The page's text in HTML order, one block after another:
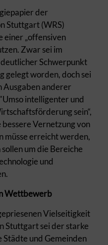
der
Stuttgart (WRS)
einer „offensiven
Zwar sei im
Schwerpunkt
gelegt worden, doch sei
Ausgaben anderer
intelligenter und
sein“,
bessere Vernetzung von
müsse erreicht werden,
um die Bereiche
und
Wettbewerb
Vielseitigkeit
Stuttgart sei der starke
und Gemeinden